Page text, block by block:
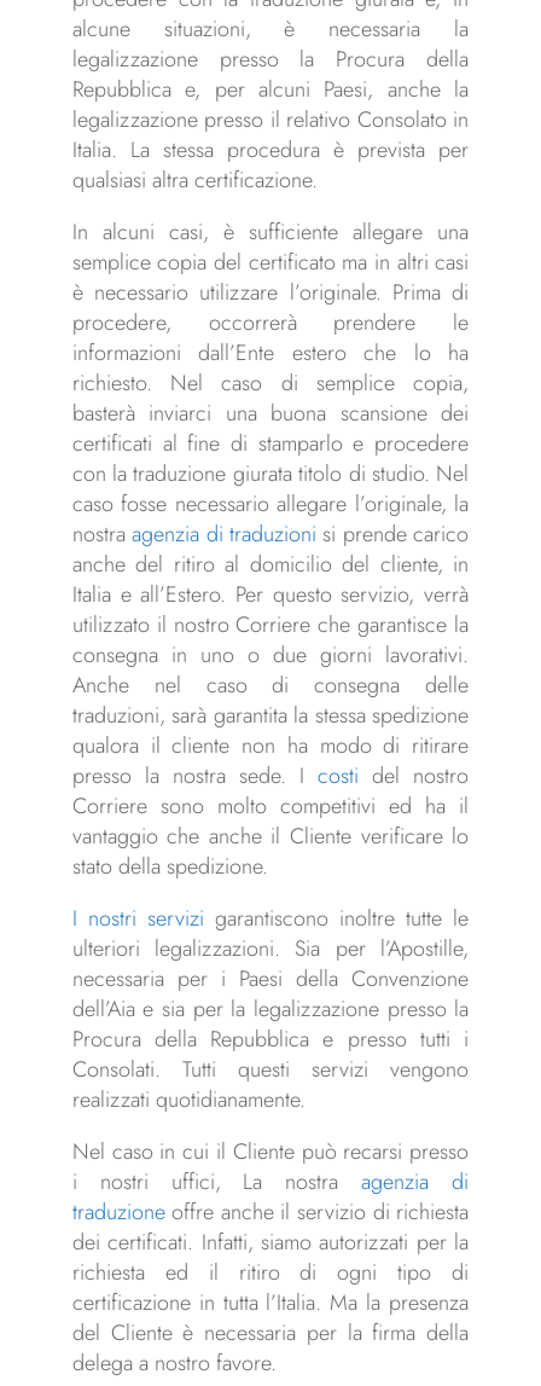
alcune situazioni, è necessaria la
legalizzazione presso la Procura della
Repubblica e, per alcuni Paesi, anche la
legalizzazione presso il relativo Consolato in
Italia. La stessa procedura è prevista per
qualsiasi altra certificazione.
In alcuni casi, è sufficiente allegare una
semplice copia del certificato ma in altri casi
è necessario utilizzare l’originale. Prima di
procedere, occorrerà prendere le
informazioni dall’Ente estero che lo ha
richiesto. Nel caso di semplice copia,
basterà inviarci una buona scansione dei
certificati al fine di stamparlo e procedere
con la traduzione giurata titolo di studio. Nel
caso fosse necessario allegare l’originale, la
nostraagenzia di traduzioni si prende carico
anche del ritiro al domicilio del cliente, in
Italia e all’Estero. Per questo servizio, verrà
utilizzato il nostro Corriere che garantisce la
consegna in uno o due giorni lavorativi.
Anche nel caso di consegna delle
traduzioni, sarà garantita la stessa spedizione
qualora il cliente non ha modo di ritirare
presso la nostra sede. Icosti del nostro
Corriere sono molto competitivi ed ha il
vantaggio che anche il Cliente verificare lo
stato della spedizione.
I nostri servizi garantiscono inoltre tutte le
ulteriori legalizzazioni. Sia per l’Apostille,
necessaria per i Paesi della Convenzione
dell’Aia e sia per la legalizzazione presso la
Procura della Repubblica e presso tutti i
Consolati. Tutti questi servizi vengono
realizzati quotidianamente.
Nel caso in cui il Cliente può recarsi presso
i nostri uffici, La nostraagenzia di
traduzioneoffre anche il servizio di richiesta
dei certificati. Infatti, siamo autorizzati per la
richiesta ed il ritiro di ogni tipo di
certificazione in tutta l’Italia. Ma la presenza
del Cliente è necessaria per la firma della
delega a nostro favore.